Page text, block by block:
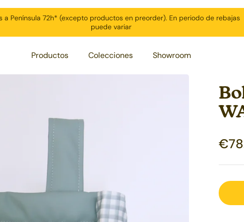
a Península 72h* (excepto productos en preorder). En periodo de rebajas
puede variar
Productos Colecciones Showroom